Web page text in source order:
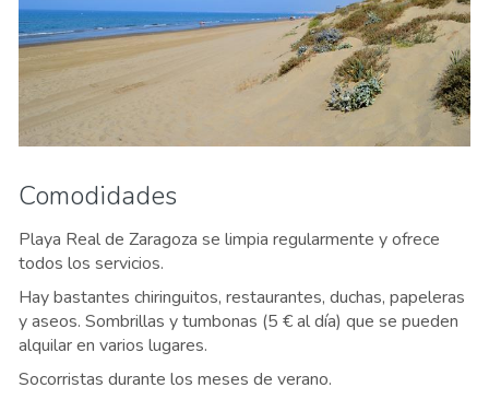
Comodidades
Playa Real de Zaragoza se limpia regularmente y ofrece
todos los servicios.
Hay bastantes chiringuitos, restaurantes, duchas, papeleras
y aseos. Sombrillas y tumbonas (5 € al día) que se pueden
alquilar en varios lugares.
Socorristas durante los meses de verano.